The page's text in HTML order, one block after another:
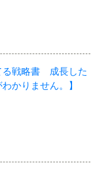
る戦略書 成長した
かりません。】